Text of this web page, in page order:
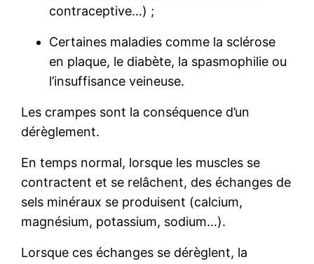
contraceptive…) ;
Certaines maladies comme la sclérose
en plaque, le diabète, la spasmophilie ou
l’insuffisance veineuse.
Les crampes sont la conséquence d’un
dérèglement.
En temps normal, lorsque les muscles se
contractent et se relâchent, des échanges de
sels minéraux se produisent (calcium,
magnésium, potassium, sodium…).
Lorsque ces échanges se dérèglent, la